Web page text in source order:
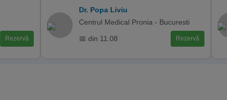
Rezervă
Dr. Popa Liviu
Centrul Medical Pronia - Bucuresti
📅 din 11.08 Rezervă